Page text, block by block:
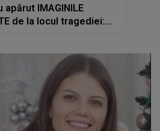
apărut IMAGINILE
de la locul tragediei: